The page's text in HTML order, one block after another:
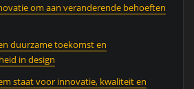
om aan veranderende behoeften
duurzame toekomst en
in design
staat voor innovatie, kwaliteit en